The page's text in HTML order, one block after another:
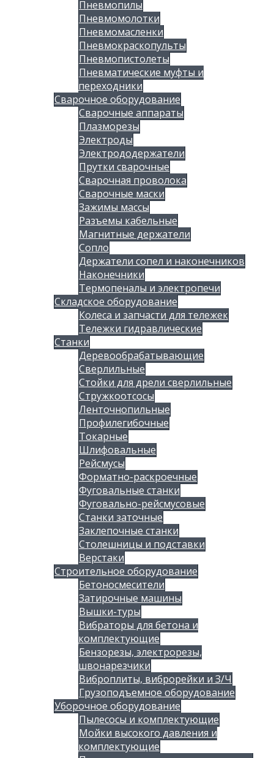
Пневмопилы
Пневмомолотки
Пневмомасленки
Пневмокраскопульты
Пневмопистолеты
Пневматические муфты и
переходники
Сварочное оборудование
Сварочные аппараты
Плазморезы
Электроды
Электрододержатели
Прутки сварочные
Сварочная проволока
Сварочные маски
Зажимы массы
Разъемы кабельные
Магнитные держатели
Сопло
Держатели сопел и наконечников
Наконечники
Термопеналы и электропечи
Складское оборудование
Колеса и запчасти для тележек
Тележки гидравлические
Станки
Деревообрабатывающие
Сверлильные
Стойки для дрели сверлильные
Стружкоотсосы
Ленточнопильные
Профилегибочные
Токарные
Шлифовальные
Рейсмусы
Форматно-раскроечные
Фуговальные станки
Фуговально-рейсмусовые
Станки заточные
Заклепочные станки
Столешницы и подставки
Верстаки
Строительное оборудование
Бетоносмесители
Затирочные машины
Вышки-туры
Вибраторы для бетона и
комплектующие
Бензорезы, электрорезы,
швонарезчики
Виброплиты, виброрейки и З/Ч
Грузоподъемное оборудование
Уборочное оборудование
Пылесосы и комплектующие
Мойки высокого давления и
комплектующие